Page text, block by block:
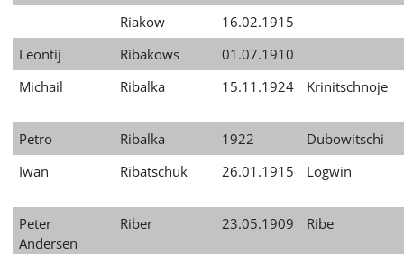
Riakow
16.02.1915
Leontij
Ribakows
01.07.1910
Michail
Ribalka 15.11.1924 Krinitschnoje
Petro Ribalka 1922
Dubowitschi
Iwan
Ribatschuk 26.01.1915 Logwin
Peter
Andersen
Riber 23.05.1909 Ribe